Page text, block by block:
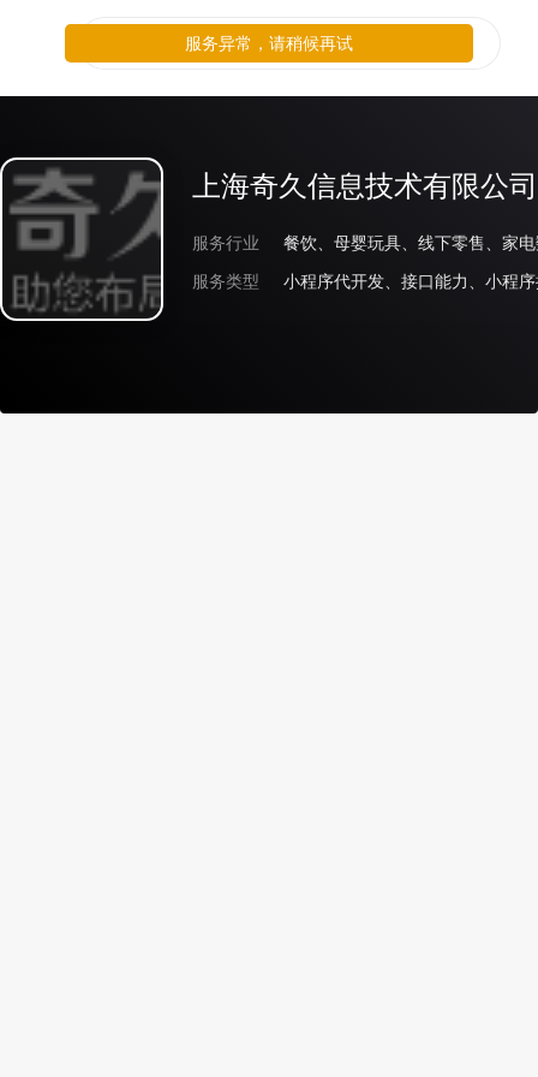
上海奇久信息技术有限公司
服务行业
服务类型
小程序代开发、接口能力、小程
服务异常，请稍候再试